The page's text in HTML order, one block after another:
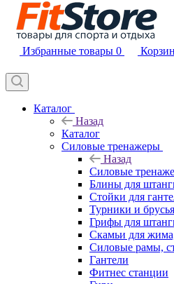
Избранные товары 0
Каталог
Назад
Каталог
Силовые тренажеры
Назад
Силовые
Блины для
Стойки для
Турники и брусья
Грифы для
Скамьи для
Силовые рамы,
Гантели
Фитнес станции